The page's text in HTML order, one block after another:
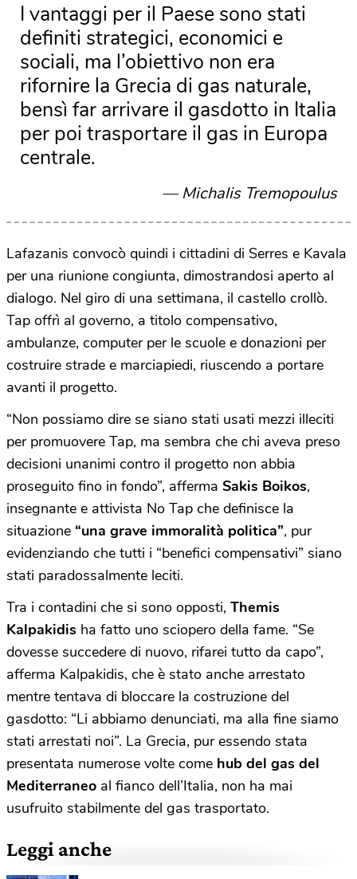
I vantaggi per il Paese sono stati
definiti strategici, economici e
sociali, ma l’obiettivo non era
rifornire la Grecia di gas naturale,
bensì far arrivare il gasdotto in Italia
per poi trasportare il gas in Europa
centrale.
Michalis Tremopoulus
Lafazanis convocò quindi i cittadini di Serres e Kavala
per una riunione congiunta, dimostrandosi aperto al
dialogo. Nel giro di una settimana, il castello crollò.
Tap offrì al governo, a titolo compensativo,
ambulanze, computer per le scuole e donazioni per
costruire strade e marciapiedi, riuscendo a portare
avanti il progetto.
“Non possiamo dire se siano stati usati mezzi illeciti
per promuovere Tap, ma sembra che chi aveva preso
decisioni unanimi contro il progetto non abbia
proseguito fino in fondo”, afferma Sakis Boikos,
insegnante e attivista No Tap che definisce la
situazione “una grave immoralità politica”, pur
evidenziando che tutti i “benefici compensativi” siano
stati paradossalmente leciti.
Tra i contadini che si sono opposti, Themis
Kalpakidis ha fatto uno sciopero della fame. “Se
dovesse succedere di nuovo, rifarei tutto da capo”,
afferma Kalpakidis, che è stato anche arrestato
mentre tentava di bloccare la costruzione del
gasdotto: “Li abbiamo denunciati, ma alla fine siamo
stati arrestati noi”. La Grecia, pur essendo stata
presentata numerose volte come hub del gas del
Mediterraneo al fianco dell’Italia, non ha mai
usufruito stabilmente del gas trasportato.
Leggi anche